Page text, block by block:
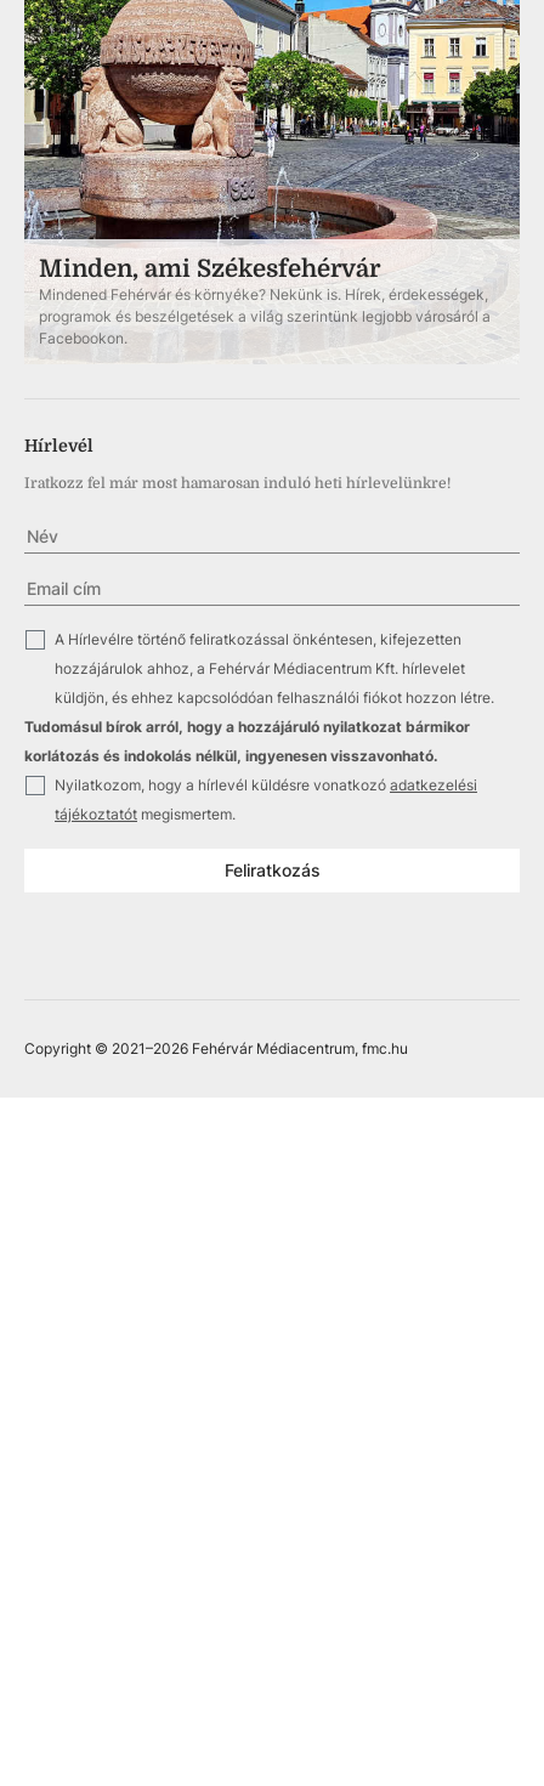
Minden, ami Székesfehérvár
Mindened Fehérvár és környéke? Nekünk is. Hírek, érdekességek,
programok és beszélgetések a világ szerintünk legjobb városáról a
Facebookon.
Hírlevél
Iratkozz fel már most hamarosan induló heti hírlevelünkre!
A Hírlevélre történő feliratkozással önkéntesen, kifejezetten
hozzájárulok ahhoz, a Fehérvár Médiacentrum Kft. hírlevelet
küldjön, és ehhez kapcsolódóan felhasználói fiókot hozzon létre.
Tudomásul bírok arról, hogy a hozzájáruló nyilatkozat bármikor
korlátozás és indokolás nélkül, ingyenesen visszavonható.
Nyilatkozom, hogy a hírlevél küldésre vonatkozó adatkezelési
tájékoztatót megismertem.
Feliratkozás
Copyright © 2021–2026 Fehérvár Médiacentrum, fmc.hu